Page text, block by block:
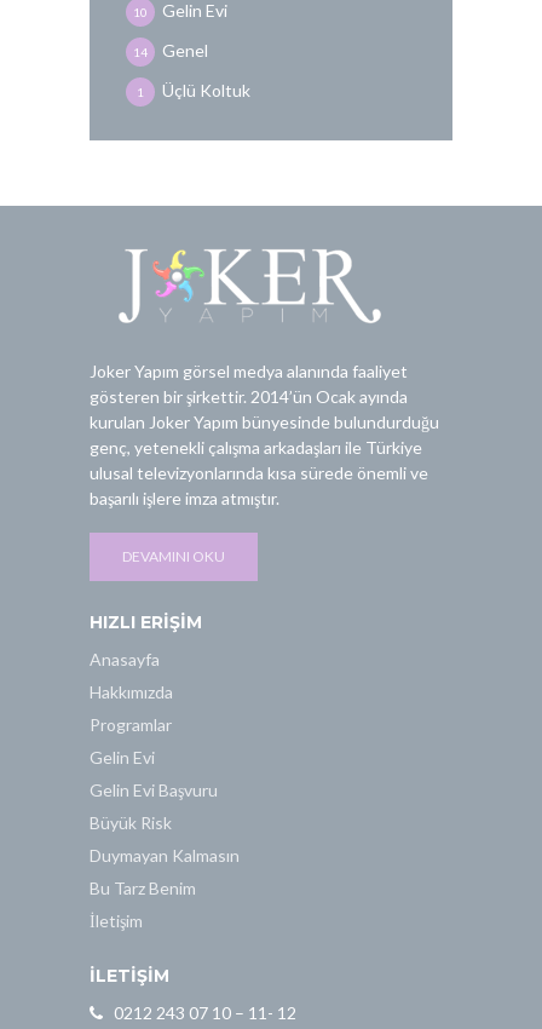
Gelin Evi
10
Genel
14
Üçlü Koltuk
1
Joker Yapım görsel medya alanında faaliyet
gösteren bir şirkettir. 2014’ün Ocak ayında
kurulan Joker Yapım bünyesinde bulundurduğu
genç, yetenekli çalışma arkadaşları ile Türkiye
ulusal televizyonlarında kısa sürede önemli ve
başarılı işlere imza atmıştır.
DEVAMINI OKU
HIZLI ERIŞIM
Anasayfa
Hakkımızda
Programlar
Gelin Evi
Gelin Evi Başvuru
Büyük Risk
Duymayan Kalmasın
Bu Tarz Benim
İletişim
İLETİŞİM
0212 243 07 10 – 11- 12